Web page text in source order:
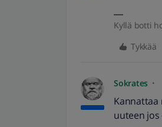
Kyllä botti
Tykkää
Sokrates
Kannattaa
uuteen jos